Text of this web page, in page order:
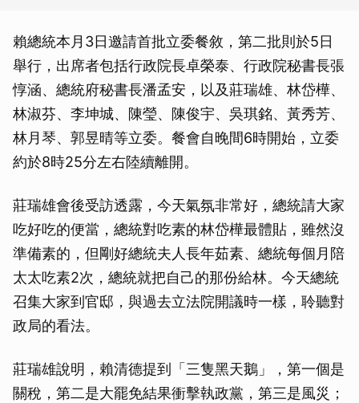
賴總統本月3日邀請首批立委餐敘，第二批則於5日
舉行，出席者包括行政院長卓榮泰、行政院秘書長張
惇涵、總統府秘書長潘孟安，以及莊瑞雄、林岱樺、
林淑芬、李坤城、陳瑩、陳俊宇、吳琪銘、黃秀芳、
林月琴、郭昱晴等立委。餐會自晚間6時開始，立委
約於8時25分左右陸續離開。
莊瑞雄會後受訪透露，今天氣氛非常好，總統請大家
吃好吃的便當，總統對吃素的林岱樺最體貼，雖然沒
準備素的，但剛好總統夫人長年茹素、總統每個月陪
太太吃素2次，總統就把自己的那份給林。今天總統
召集大家到官邸，與過去立法院開議時一樣，聆聽對
政局的看法。
莊瑞雄說明，賴清德提到「三隻黑天鵝」，第一個是
關稅，第二是大罷免結果衝擊執政黨，第三是風災；